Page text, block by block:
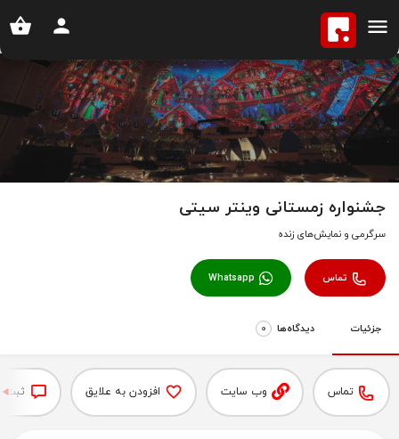
خانه
جشنواره زمستانی وینتر سیتی
سرگرمی و نمایش‌های زنده
تماس Whatsapp
جزئیات دیدگاه‌‌ها 0
تماس وب سایت افزودن به علایق ثبت